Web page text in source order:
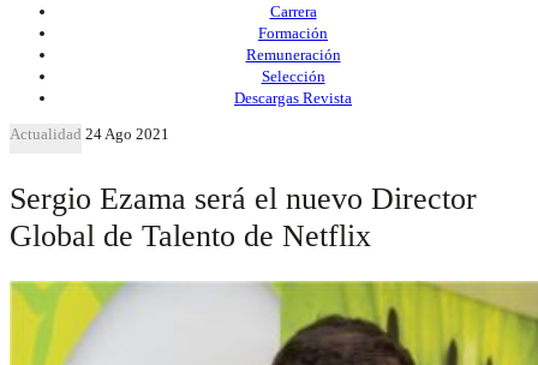
Carrera
Formación
Remuneración
Selección
Descargas Revista
Actualidad 24 Ago 2021
Sergio Ezama será el nuevo Director
Global de Talento de Netflix